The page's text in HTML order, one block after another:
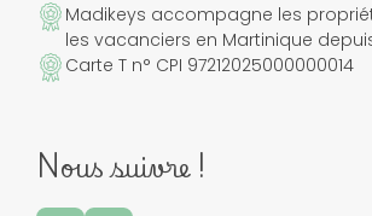
Madikeys accompagne les
les vacanciers en Martinique
Carte T n° CPI 97212025000000014
Nous suivre !